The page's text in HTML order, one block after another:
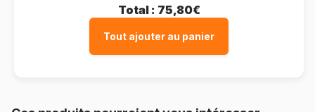
Total : 75,80€
Tout ajouter au panier